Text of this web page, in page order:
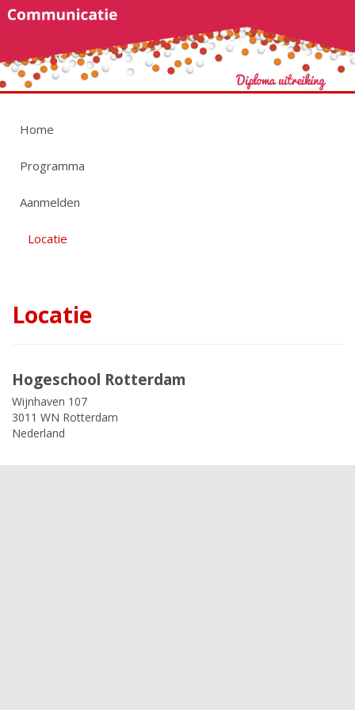
Home
Programma
Aanmelden
Locatie
Locatie
Hogeschool Rotterdam
Wijnhaven 107
3011 WN Rotterdam
Nederland